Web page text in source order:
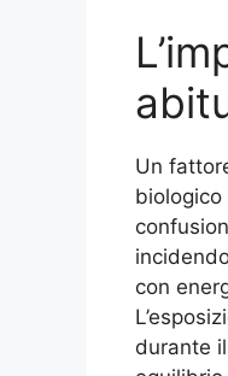
Un
con
durante